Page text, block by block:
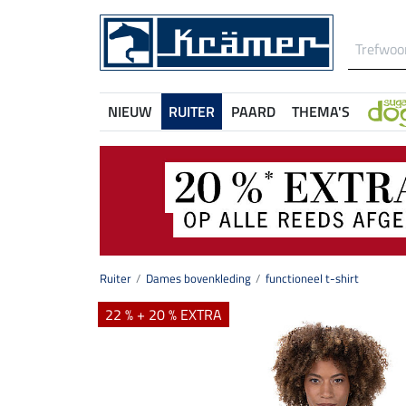
NIEUW RUITER PAARD THEMA'S
Ruiter Dames bovenkleding functioneel t-shirt
22 % + 20 % EXTRA